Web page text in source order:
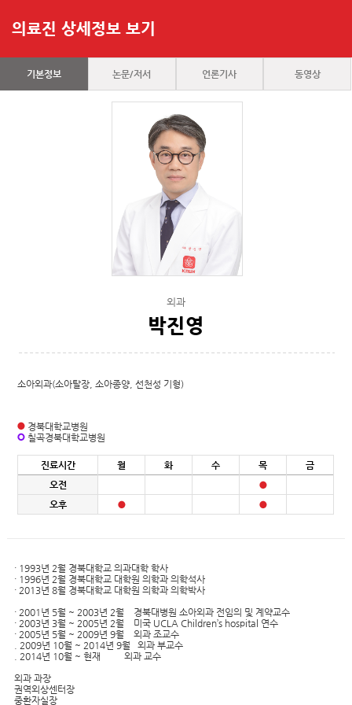
의료진 상세정보 보기
기본정보 논문/저서 언론기사 동영상
외과
박진영
소아외과(소아탈장, 소아종양, 선천성 기형)
경북대학교병원
칠곡경북대학교병원
진료시간 월 화 수 목
금
오전
오후
· 1993년 2월 경북대학교 의과대학 학사
· 1996년 2월 경북대학교 대학원 의학과 의학석사
· 2013년 8월 경북대학교 대학원 의학과 의학박사
· 2001년 5월 ~ 2003년 2월 경북대병원 소아외과 전임의 및 계약교수
· 2003년 3월 ~ 2005년 2월 미국 UCLA Children’s hospital 연수
· 2005년 5월 ~ 2009년 9월 외과 조교수
. 2009년 10월 ~ 2014년 9월 외과 부교수
. 2014년 10월 ~ 현재 외과 교수
외과 과장
권역외상센터장
중환자실장